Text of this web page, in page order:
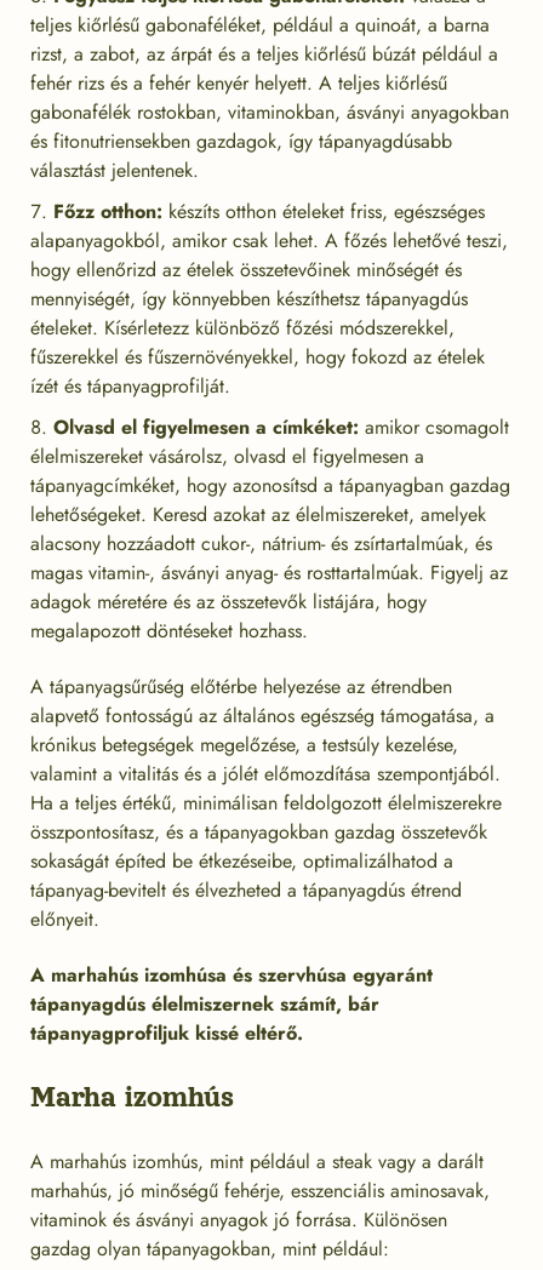
teljes kiőrlésű gabonaféléket, például a quinoát, a barna
rizst, a zabot, az árpát és a teljes kiőrlésű búzát például a
fehér rizs és a fehér kenyér helyett. A teljes kiőrlésű
gabonafélék rostokban, vitaminokban, ásványi anyagokban
és fitonutriensekben gazdagok, így tápanyagdúsabb
választást jelentenek.
Főzz otthon: készíts otthon ételeket friss, egészséges
alapanyagokból, amikor csak lehet. A főzés lehetővé teszi,
hogy ellenőrizd az ételek összetevőinek minőségét és
mennyiségét, így könnyebben készíthetsz tápanyagdús
ételeket. Kísérletezz különböző főzési módszerekkel,
fűszerekkel és fűszernövényekkel, hogy fokozd az ételek
ízét és tápanyagprofilját.
Olvasd el figyelmesen a címkéket: amikor csomagolt
élelmiszereket vásárolsz, olvasd el figyelmesen a
tápanyagcímkéket, hogy azonosítsd a tápanyagban gazdag
lehetőségeket. Keresd azokat az élelmiszereket, amelyek
alacsony hozzáadott cukor-, nátrium- és zsírtartalmúak, és
magas vitamin-, ásványi anyag- és rosttartalmúak. Figyelj az
adagok méretére és az összetevők listájára, hogy
megalapozott döntéseket hozhass.
A tápanyagsűrűség előtérbe helyezése az étrendben
alapvető fontosságú az általános egészség támogatása, a
krónikus betegségek megelőzése, a testsúly kezelése,
valamint a vitalitás és a jólét előmozdítása szempontjából.
Ha a teljes értékű, minimálisan feldolgozott élelmiszerekre
összpontosítasz, és a tápanyagokban gazdag összetevők
sokaságát építed be étkezéseibe, optimalizálhatod a
tápanyag-bevitelt és élvezheted a tápanyagdús étrend
előnyeit.
A marhahús izomhúsa és szervhúsa egyaránt
tápanyagdús élelmiszernek számít, bár
tápanyagprofiljuk kissé eltérő.
Marha izomhús
A marhahús izomhús, mint például a steak vagy a darált
marhahús, jó minőségű fehérje, esszenciális aminosavak,
vitaminok és ásványi anyagok jó forrása. Különösen
gazdag olyan tápanyagokban, mint például: